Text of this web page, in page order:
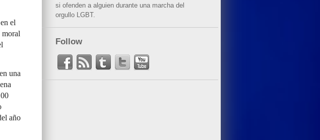
el
una
año
si ofenden a alguien durante una marcha del
orgullo LGBT.
Follow